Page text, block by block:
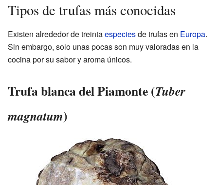
Tipos de trufas más conocidas
Existen alrededor de treintaespeciesde trufas en Europa.
Sin embargo, solo unas pocas son muy valoradas en la
cocina por su sabor y aroma únicos.
Trufa blanca del Piamonte (Tuber
magnatum)